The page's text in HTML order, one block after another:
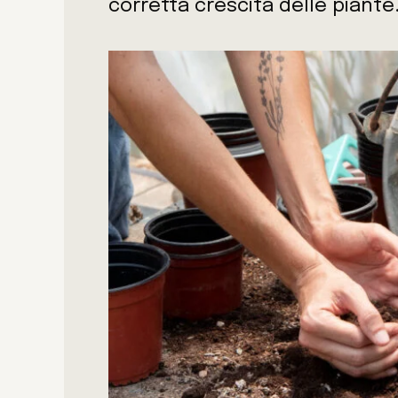
corretta crescita delle